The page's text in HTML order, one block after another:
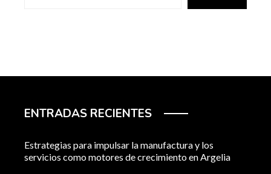
ENTRADAS RECIENTES
Estrategias para impulsar la manufactura y los
servicios como motores de crecimiento en Argelia